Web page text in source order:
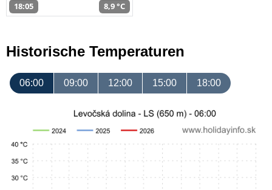
18:05 8,9 °C
Historische Temperaturen
06:00 09:00 12:00 15:00 18:00